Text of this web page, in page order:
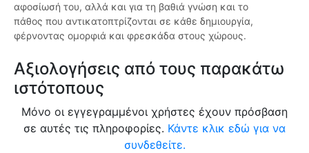
αφοσίωσή του, αλλά και για τη βαθιά γνώση και το
πάθος που αντικατοπτρίζονται σε κάθε δημιουργία,
φέρνοντας ομορφιά και φρεσκάδα στους χώρους.
Αξιολογήσεις από τους παρακάτω
ιστότοπους
Μόνο οι εγγεγραμμένοι χρήστες έχουν πρόσβαση
σε αυτές τις πληροφορίες. Κάντε κλικ εδώ για να
συνδεθείτε.